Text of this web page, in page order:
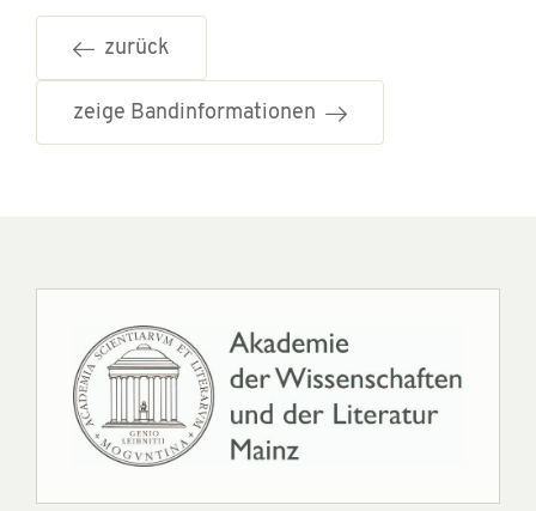
zurück
zeige Bandinformationen